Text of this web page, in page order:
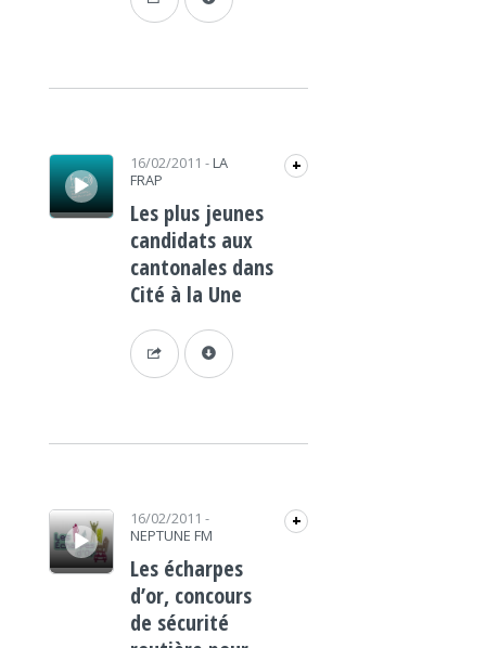
Lecteur audio 16/02/2011 - LA
FRAP
+
Les plus jeunes
candidats aux
cantonales dans
Cité à la Une
Lecteur audio 16/02/2011 -
NEPTUNE FM
+
Les écharpes
d’or, concours
de sécurité